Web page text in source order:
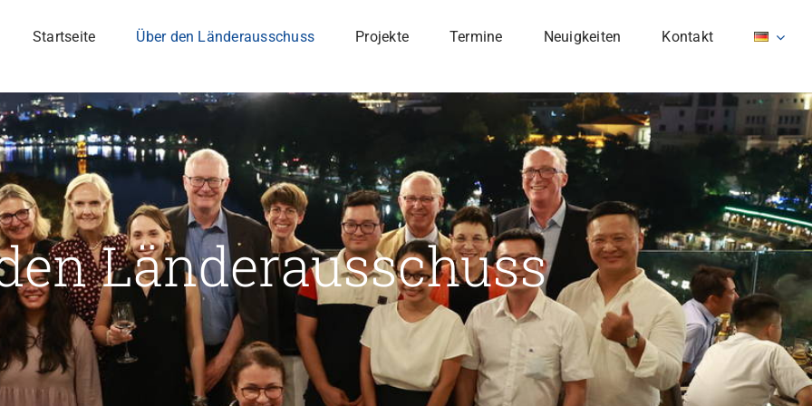
Startseite Über den Länderausschuss Projekte Termine Neuigkeiten Kontakt
Länderausschuss